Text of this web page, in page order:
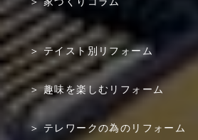
テイスト別リフォーム
趣味を楽しむリフォーム
テレワークの為のリフォーム